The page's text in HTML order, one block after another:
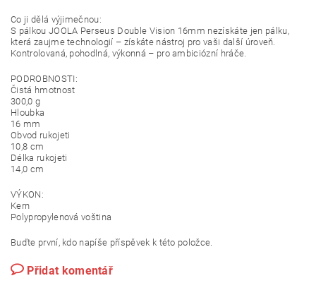
Co ji dělá výjimečnou:
S pálkou JOOLA Perseus Double Vision 16mm nezískáte jen pálku,
která zaujme technologií – získáte nástroj pro vaši další úroveň.
Kontrolovaná, pohodlná, výkonná – pro ambiciózní hráče.
PODROBNOSTI:
Čistá hmotnost
300,0 g
Hloubka
16 mm
Obvod rukojeti
10,8 cm
Délka rukojeti
14,0 cm
VÝKON:
Kern
Polypropylenová voština
Buďte první, kdo napíše příspěvek k této položce.
Přidat komentář